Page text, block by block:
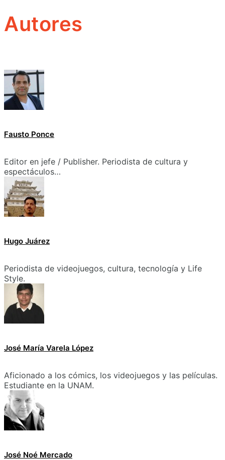
Autores
Fausto Ponce
Editor en jefe / Publisher. Periodista de cultura y
espectáculos…
Hugo Juárez
Periodista de videojuegos, cultura, tecnología y Life
Style.
José María Varela López
Aficionado a los cómics, los videojuegos y las películas.
Estudiante en la UNAM.
José Noé Mercado